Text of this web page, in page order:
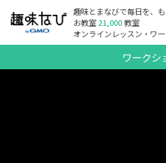
趣味とまなびで毎日を、
お教室21,000教室
オンラインレッスン・ワ
ワークシ